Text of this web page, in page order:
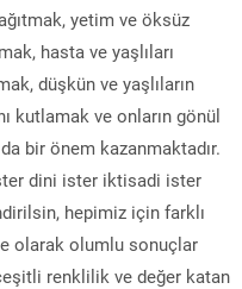
yetim ve öksüz
hasta ve yaşlıları
düşkün ve yaşlıların
kutlamak ve onların gönül
bir önem kazanmaktadır.
dini ister iktisadi ister
hepimiz için farklı
olarak olumlu sonuçlar
renklilik ve değer katan